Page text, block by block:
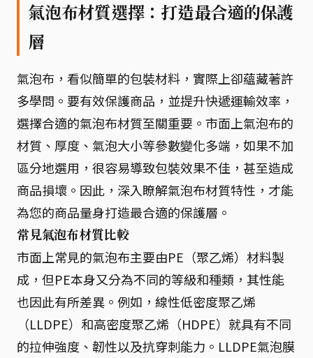
氣泡布材質選擇：打造最合適的保護
層
氣泡布，看似簡單的包裝材料，實際上卻蘊藏著許
多學問。要有效保護商品，並提升快遞運輸效率，
選擇合適的氣泡布材質至關重要。市面上氣泡布的
材質、厚度、氣泡大小等參數變化多端，如果不加
區分地選用，很容易導致包裝效果不佳，甚至造成
商品損壞。因此，深入瞭解氣泡布材質特性，才能
為您的商品量身打造最合適的保護層。
常見氣泡布材質比較
市面上常見的氣泡布主要由PE（聚乙烯）材料製
成，但PE本身又分為不同的等級和種類，其性能
也因此有所差異。例如，線性低密度聚乙烯
（LLDPE）和高密度聚乙烯（HDPE）就具有不同
的拉伸強度、韌性以及抗穿刺能力。LLDPE氣泡膜